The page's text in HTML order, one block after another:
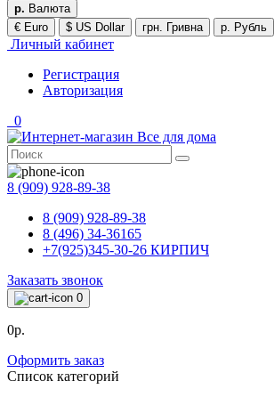
р. Валюта
€ Euro
$ US Dollar грн. Гривна р. Рубль
Личный кабинет
Регистрация
Авторизация
0
8 (909) 928-89-38
8 (909) 928-89-38
8 (496) 34-36165
+7(925)345-30-26 КИРПИЧ
Заказать звонок
0
0р.
Оформить заказ
Список категорий